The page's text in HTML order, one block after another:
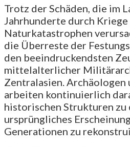
Trotz der Schäden, die im
Jahrhunderte durch Kriege
Naturkatastrophen
die Überreste der
den beeindruckendsten
mittelalterlicher
Zentralasien. Archäologen
arbeiten kontinuierlich
historischen Strukturen zu
ursprüngliches
Generationen zu